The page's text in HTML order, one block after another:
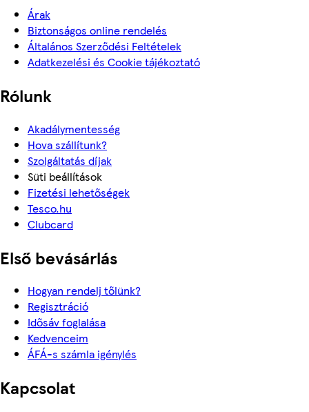
Árak
Biztonságos online rendelés
Általános Szerződési Feltételek
Adatkezelési és Cookie tájékoztató
Rólunk
Akadálymentesség
Hova szállítunk?
Szolgáltatás díjak
Süti beállítások
Fizetési lehetőségek
Tesco.hu
Clubcard
Első bevásárlás
Hogyan rendelj tőlünk?
Regisztráció
Idősáv foglalása
Kedvenceim
ÁFÁ-s számla igénylés
Kapcsolat